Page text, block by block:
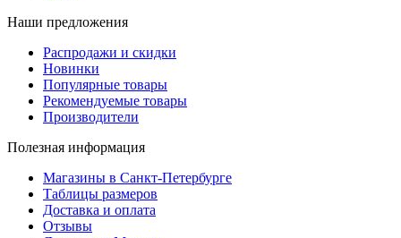
Наши предложения
Распродажи и скидки
Новинки
Популярные товары
Рекомендуемые товары
Производители
Полезная информация
Магазины в Санкт-Петербурге
Таблицы размеров
Доставка и оплата
Отзывы